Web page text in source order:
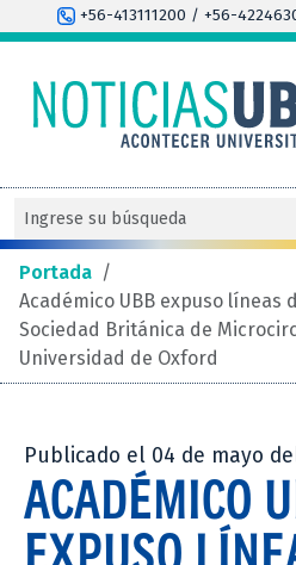
+56-413111200 / +56-
Portada /
Académico UBB expuso líneas
Sociedad Británica de
Universidad de Oxford
Publicado el 04 de mayo
ACADÉMICO
EXPUSO